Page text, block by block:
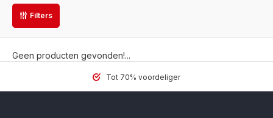
Filters
Geen producten gevonden!...
Tot 70% voordeliger